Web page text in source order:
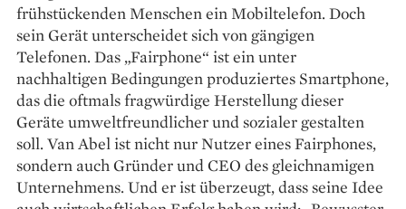
frühstückenden Menschen ein Mobiltelefon. Doch
sein Gerät unterscheidet sich von gängigen
Telefonen. Das „Fairphone“ ist ein unter
nachhaltigen Bedingungen produziertes Smartphone,
das die oftmals fragwürdige Herstellung dieser
Geräte umweltfreundlicher und sozialer gestalten
soll. Van Abel ist nicht nur Nutzer eines Fairphones,
sondern auch Gründer und CEO des gleichnamigen
Unternehmens. Und er ist überzeugt, dass seine Idee